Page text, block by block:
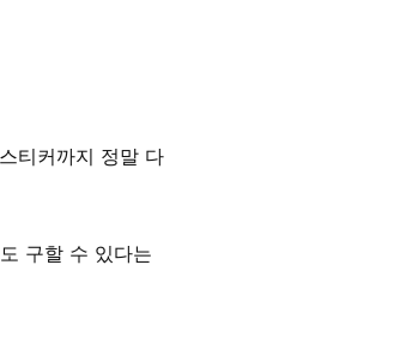
티커까지 정말 다
구할 수 있다는